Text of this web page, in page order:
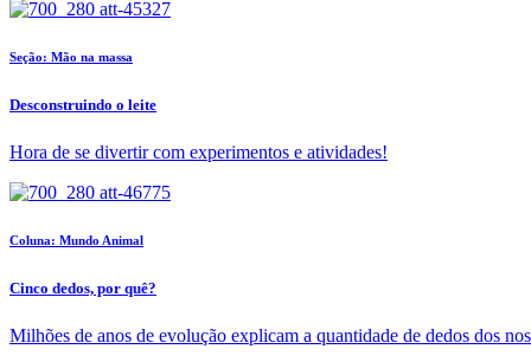
Seção: Mão na massa
Desconstruindo o leite
Hora de se divertir com experimentos e atividades!
Coluna: Mundo Animal
Cinco dedos, por quê?
Milhões de anos de evolução explicam a quantidade de dedos dos